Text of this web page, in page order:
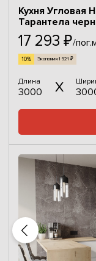
Кухня Угловая
Тарантела
17 293 ₽/
10% Экономия 1 921 ₽
Длина
3000